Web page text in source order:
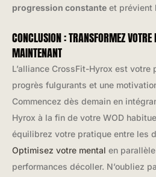
progression constante et prévient
CONCLUSION : TRANSFORMEZ VOTRE
MAINTENANT
L’alliance CrossFit-Hyrox est votre
progrès fulgurants et une
Commencez dès demain en
Hyrox à la fin de votre WOD
équilibrez votre pratique entre les
Optimisez votre mental en
performances décoller. N’oubliez